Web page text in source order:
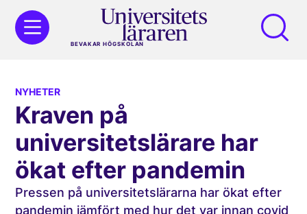
BEVAKAR HÖGSKOLAN
NYHETER
Kraven på
universitetslärare har
ökat efter pandemin
Pressen på universitetslärarna har ökat efter
pandemin jämfört med hur det var innan covid